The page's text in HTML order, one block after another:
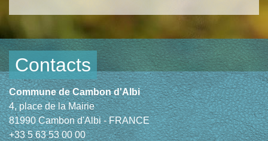
Contacts
Commune de Cambon d'Albi
4, place de la Mairie
81990 Cambon d'Albi - FRANCE
+33 5 63 53 00 00